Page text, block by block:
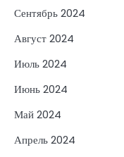
Сентябрь 2024
Август 2024
Июль 2024
Июнь 2024
Май 2024
Апрель 2024